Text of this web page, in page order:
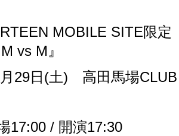
MOBILE SITE限
M vs M』
29日(土) 高田馬場
17:00 / 開演17:30